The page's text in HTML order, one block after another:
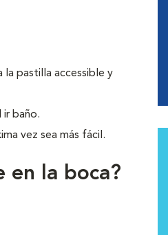
la pastilla accessible y
ir baño.
vez sea más fácil.
en la boca?